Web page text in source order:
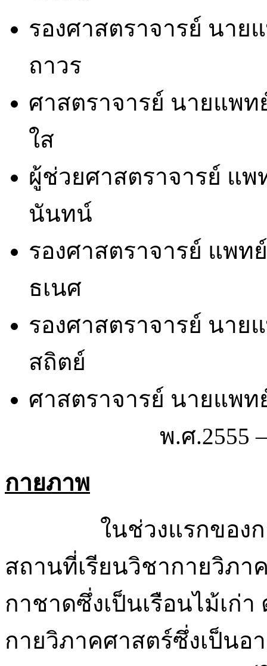
รองศาสตราจารย์ นา
ถาวร พ.ศ.
ศาสตราจารย์ นายแพ
ใส พ.ศ.
ผู้ช่วยศาสตราจารย์ แ
นันทน์ พ.ศ.
รองศาสตราจารย์ แพ
ธเนศ พ.ศ.
รองศาสตราจารย์ นา
สถิตย์ พ.ศ
ศาสตราจารย์ นา
พ.ศ.2555 – ปั
กายภาพ
ในช่วงแรกของการ
สถานที่เรียนวิชากายวิภ
กาชาดซึ่งเป็นเรือนไม้เก่
กายวิภาคศาสตร์ซึ่งเป็นอ